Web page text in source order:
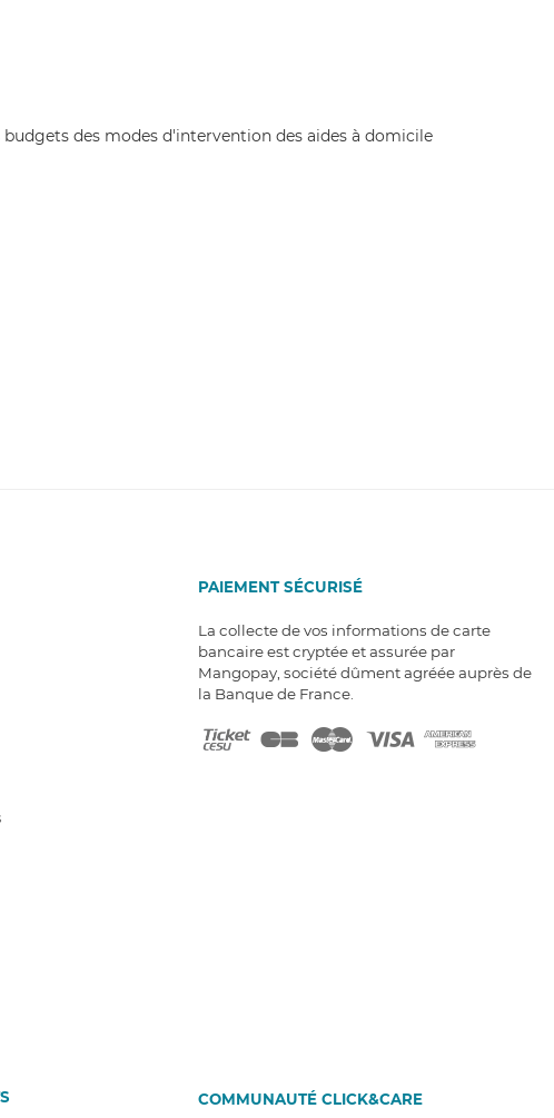
PAIEMENT SÉCURISÉ
La collecte de vos informations de carte
bancaire est cryptée et assurée par
Mangopay, société dûment agréée auprès de
la Banque de France.
COMMUNAUTÉ CLICK&CARE